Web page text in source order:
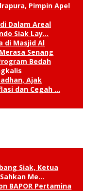
Pimpin Apel
Dalam Areal
Siak Lay…
di Masjid Al
Senang
Bedah
Ajak
dan Cegah …
Siak, Ketua
Me…
BAPOR Pertamina